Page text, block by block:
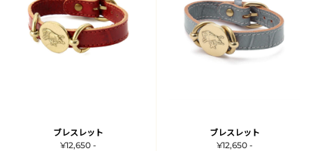
ブレスレット
¥12,650 -
ブレスレット
¥12,650 -